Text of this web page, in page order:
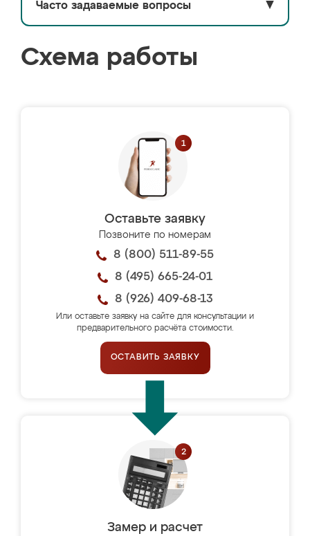
Часто задаваемые вопросы ▼
Схема работы
Оставьте заявку
Позвоните по номерам
8 (800) 511-89-55
8 (495) 665-24-01
8 (926) 409-68-13
Или оставьте заявку на сайте для консультации и
предварительного расчёта стоимости.
ОСТАВИТЬ ЗАЯВКУ
Замер и расчет